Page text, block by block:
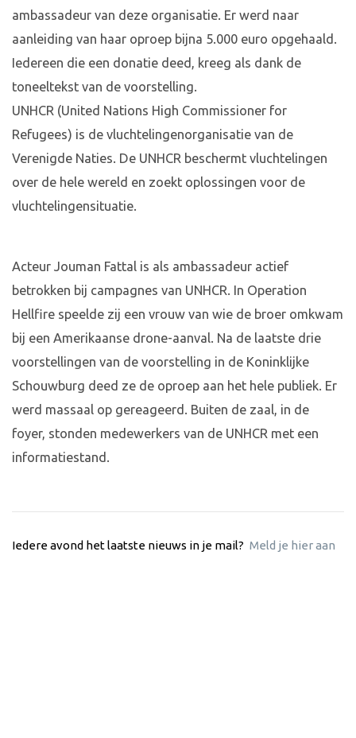
ambassadeur van deze organisatie. Er werd naar
aanleiding van haar oproep bijna 5.000 euro opgehaald.
Iedereen die een donatie deed, kreeg als dank de
toneeltekst van de voorstelling.
UNHCR (United Nations High Commissioner for
Refugees) is de vluchtelingenorganisatie van de
Verenigde Naties. De UNHCR beschermt vluchtelingen
over de hele wereld en zoekt oplossingen voor de
vluchtelingensituatie.
Acteur Jouman Fattal is als ambassadeur actief
betrokken bij campagnes van UNHCR. In Operation
Hellfire speelde zij een vrouw van wie de broer omkwam
bij een Amerikaanse drone-aanval. Na de laatste drie
voorstellingen van de voorstelling in de Koninklijke
Schouwburg deed ze de oproep aan het hele publiek. Er
werd massaal op gereageerd. Buiten de zaal, in de
foyer, stonden medewerkers van de UNHCR met een
informatiestand.
Iedere avond het laatste nieuws in je mail? Meld je hier aan